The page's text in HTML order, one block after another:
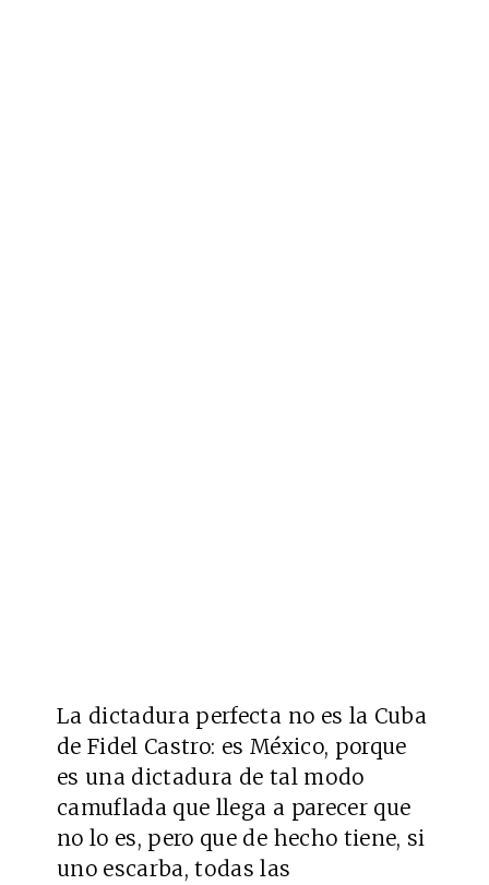
La dictadura perfecta no es la Cuba
de Fidel Castro: es México, porque
es una dictadura de tal modo
camuflada que llega a parecer que
no lo es, pero que de hecho tiene, si
uno escarba, todas las